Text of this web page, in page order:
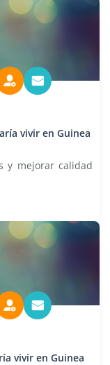
vivir en Guinea
y mejorar calidad
vivir en Guinea